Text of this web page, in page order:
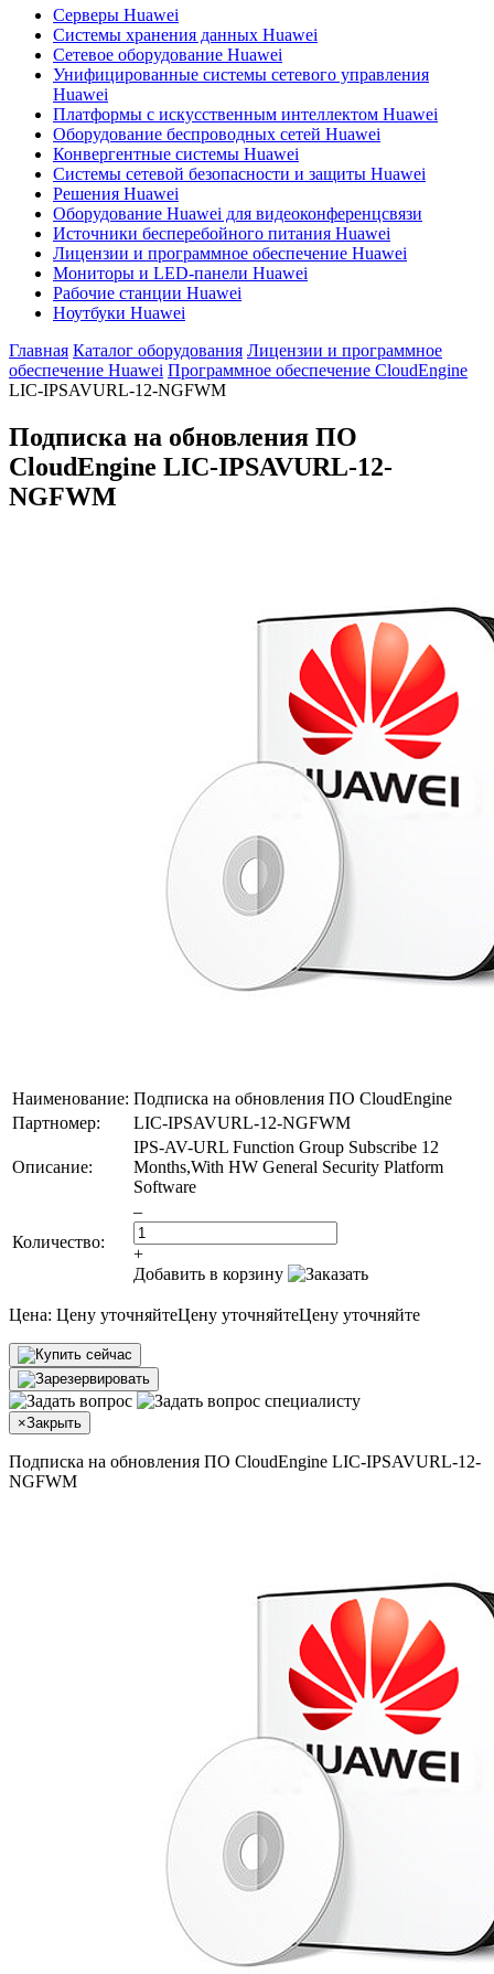
Серверы Huawei
Системы хранения данных Huawei
Сетевое оборудование Huawei
Унифицированные системы сетевого управления
Huawei
Платформы с искусственным интеллектом Huawei
Оборудование беспроводных сетей Huawei
Конвергентные системы Huawei
Системы сетевой безопасности и защиты Huawei
Решения Huawei
Оборудование Huawei для видеоконференцсвязи
Источники бесперебойного питания Huawei
Лицензии и программное обеспечение Huawei
Мониторы и LED-панели Huawei
Рабочие станции Huawei
Ноутбуки Huawei
Главная Каталог оборудования Лицензии и программное
обеспечение Huawei Программное обеспечение CloudEngine
LIC-IPSAVURL-12-NGFWM
Подписка на обновления ПО
CloudEngine LIC-IPSAVURL-12-
NGFWM
Наименование: Подписка на обновления ПО CloudEngine
Партномер:
LIC-IPSAVURL-12-NGFWM
Описание:
IPS-AV-URL Function Group Subscribe 12
Months,With HW General Security Platform
Software
Количество:
–
+
Добавить в корзину
Цена: Цену уточняйтеЦену уточняйтеЦену уточняйте
×Закрыть
Подписка на обновления ПО CloudEngine LIC-IPSAVURL-12-
NGFWM